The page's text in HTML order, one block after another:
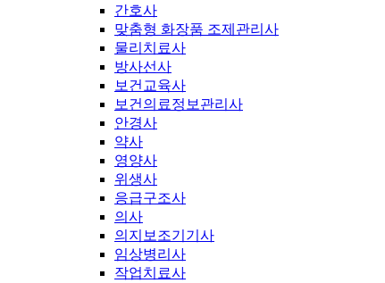
간호사
맞춤형 화장품 조제관리사
물리치료사
방사선사
보건교육사
보건의료정보관리사
안경사
약사
영양사
위생사
응급구조사
의사
의지보조기기사
임상병리사
작업치료사